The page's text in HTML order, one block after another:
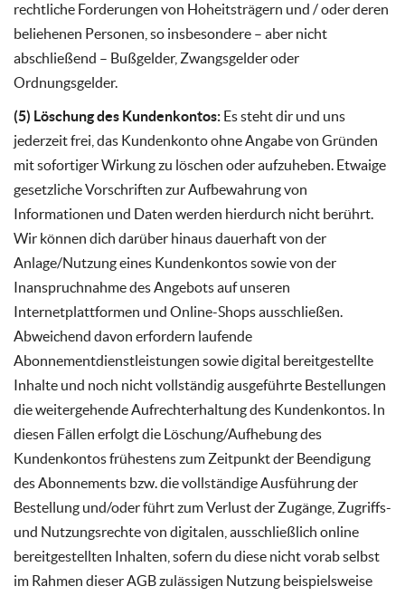
rechtliche Forderungen von Hoheitsträgern und / oder deren
beliehenen Personen, so insbesondere – aber nicht
abschließend – Bußgelder, Zwangsgelder oder
Ordnungsgelder.
(5) Löschung des Kundenkontos: Es steht dir und uns
jederzeit frei, das Kundenkonto ohne Angabe von Gründen
mit sofortiger Wirkung zu löschen oder aufzuheben. Etwaige
gesetzliche Vorschriften zur Aufbewahrung von
Informationen und Daten werden hierdurch nicht berührt.
Wir können dich darüber hinaus dauerhaft von der
Anlage/Nutzung eines Kundenkontos sowie von der
Inanspruchnahme des Angebots auf unseren
Internetplattformen und Online-Shops ausschließen.
Abweichend davon erfordern laufende
Abonnementdienstleistungen sowie digital bereitgestellte
Inhalte und noch nicht vollständig ausgeführte Bestellungen
die weitergehende Aufrechterhaltung des Kundenkontos. In
diesen Fällen erfolgt die Löschung/Aufhebung des
Kundenkontos frühestens zum Zeitpunkt der Beendigung
des Abonnements bzw. die vollständige Ausführung der
Bestellung und/oder führt zum Verlust der Zugänge, Zugriffs-
und Nutzungsrechte von digitalen, ausschließlich online
bereitgestellten Inhalten, sofern du diese nicht vorab selbst
im Rahmen dieser AGB zulässigen Nutzung beispielsweise